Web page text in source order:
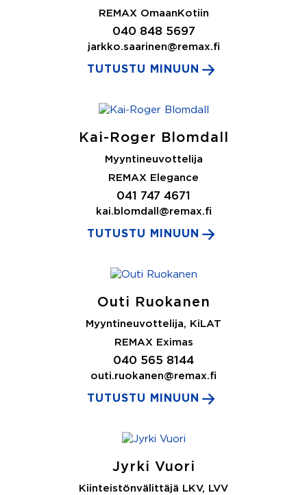
REMAX OmaanKotiin
040 848 5697
jarkko.saarinen@remax.fi
TUTUSTU MINUUN
Kai-Roger Blomdall
Myyntineuvottelija
REMAX Elegance
041 747 4671
kai.blomdall@remax.fi
TUTUSTU MINUUN
Outi Ruokanen
Myyntineuvottelija, KiLAT
REMAX Eximas
040 565 8144
outi.ruokanen@remax.fi
TUTUSTU MINUUN
Jyrki Vuori
Kiinteistönvälittäjä LKV, LVV